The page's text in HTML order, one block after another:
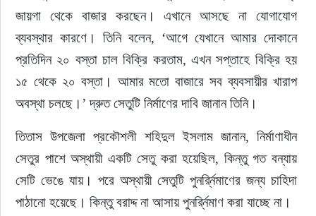
জায়গা থেকে বাজার করছেন। এখানে আসছে না যোগাযোগ
ব্যবস্থার কারণে। তিনি বলেন, ‘আগে যেখানে আমার দোকানে
প্রতিদিন ২০ বস্তা চাল বিক্রি করতাম, এখন সপ্তাহে বিক্রি হয়
১৫ থেকে ২০ বস্তা। আমার মতো বাজারে সব ব্যবসায়ীর খারাপ
অবস্থা চলছে।’ দ্রুত সেতুটি নির্মাণের দাবি জানান তিনি।
তিতাস উপজেলা প্রকৌশলী শহিদুল ইসলাম জানান, নির্মাণাধীন
সেতুর পাশে অস্থায়ী একটি সেতু করা হয়েছিল, কিন্তু গত বন্যায়
সেটি ভেঙে যায়। পরে অস্থায়ী সেতুটি পুনর্র্নিমাণের জন্য চাহিদা
পাঠানো হয়েছে। কিন্তু বরাদ্দ না আসায় পুনর্র্নিমাণ করা যাচ্ছে না।